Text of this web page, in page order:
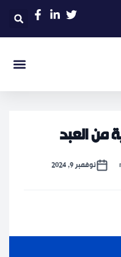
من العبد
نوفمبر 9, 2024